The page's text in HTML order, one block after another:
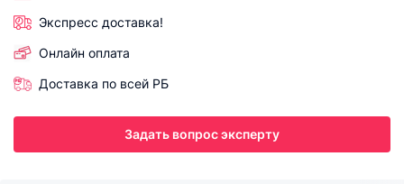
Экспресс доставка!
Онлайн оплата
Доставка по всей РБ
Задать вопрос эксперту